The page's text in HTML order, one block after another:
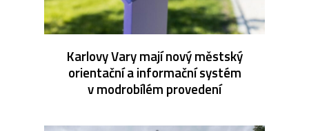
Karlovy Vary mají nový městský
orientační a informační systém
v modrobílém provedení